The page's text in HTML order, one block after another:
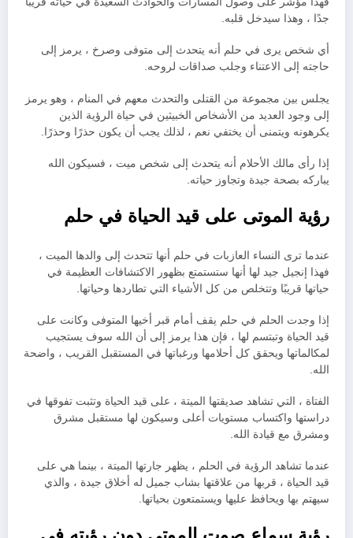
جدًا ، وهذا سيدخل قلبه.
أي شخص يرى في حلم أنه يتحدث إلى متوفى وصرخ ، يرمز إلى
حاجته إلى الاعتناء وجلب صداقات لروحه.
يجلس بين مجموعة من القتلى والتحدث معهم في المنام ، وهو يرمز
إلى وجود العديد من الأشخاص الخبيثين في حياة الرؤية الذين
يكرهونه ويتمنى أن يختفي نعم ، لذلك يجب أن يكون حذرًا وحذرًا.
إذا رأى مالك الأحلام أنه يتحدث إلى شخص ميت ، فسيكون الله
يباركه بصحة جيدة وتجاوز حياته.
رؤية الموتى على قيد الحياة في حلم
عندما ترى النساء العازبات في حلم أنها تتحدث إلى والدها الميت ،
فهذا إنجيل جيد لها أنها ستستمتع بظهور الاكتشافات العظيمة في
حياتها قريبًا وتتخلص من كل الأشياء التي تطاردها وحياتها.
إذا وجدت الحلم في حلم يقف أمام قبر أخيها المتوفى وكانت على
قيد الحياة وتبتسم لها ، فإن هذا يرمز إلى أن الله سوف يستجيب
لمكالماتها ويحقق كل أحلامها ورغباتها في المستقبل القريب ، واضحة
الله.
الفتاة ، التي تشاهد صديقتها الميتة ، على قيد الحياة وتثبت تفوقها في
دراستها واكتساب مستويات أعلى وسيكون لها مستقبل مشرق
ومشرق مع قيادة الله.
عندما تشاهد الرؤية في الحلم ، يظهر جارتها الميتة ، بينما هي على
قيد الحياة ، قربها من علاقتها بشاب جميل له أخلاق جيدة ، والذي
سيهتم بها ويحافظ عليها ويستمتعون بحياتها.